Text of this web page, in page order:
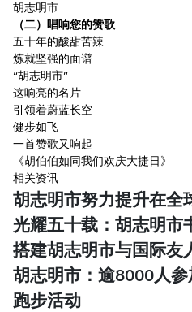
胡志明市
（二）唱响您的赞歌
五十年的酸甜苦辣
炼就坚强的面谱
“胡志明市”
这响亮的名片
引领着蔚蓝长空
健步如飞
一首赞歌又响起
《胡伯伯如同我们欢庆大捷日》
相关资讯
胡志明市努力提升在全
光耀五十载：胡志明市
搭建胡志明市与国际友
胡志明市：逾8000人
跑步活动